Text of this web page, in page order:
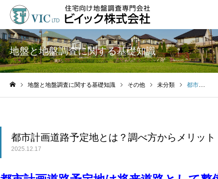
地盤と地盤調査に関する基礎知識
地盤と地盤調査に関する基礎知識 その他 未分類 都市計画道路予定地とは？調べ方からメリット・デメリットまで解説
都市計画道路予定地とは？調べ方からメリッ
2025.12.17